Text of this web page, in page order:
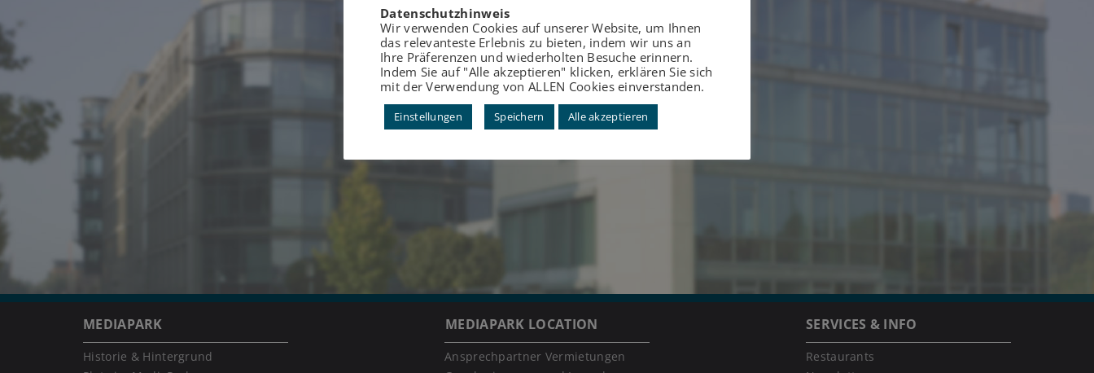
MEDIAPARK
Historie & Hintergrund
MEDIAPARK LOCATION
Ansprechpartner Vermietungen
SERVICES & INFO
Restaurants
Datenschutzhinweis
Wir verwenden Cookies auf unserer Website, um Ihnen
das relevanteste Erlebnis zu bieten, indem wir uns an
Ihre Präferenzen und wiederholten Besuche erinnern.
Indem Sie auf "Alle akzeptieren" klicken, erklären Sie sich
mit der Verwendung von ALLEN Cookies einverstanden.
Einstellungen Speichern Alle akzeptieren